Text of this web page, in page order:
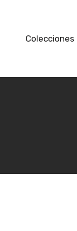
Colecciones